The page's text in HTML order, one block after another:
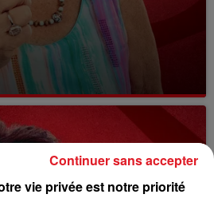
vie privée est notre priorité
Continuer sans accepter